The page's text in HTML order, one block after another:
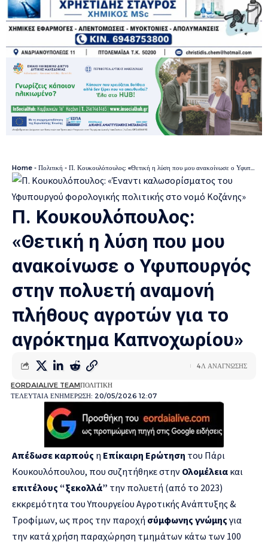
Home - Πολιτική - Π. Κουκουλόπουλος: «Θετική η λύση που μου ανακοίνωσε ο Υφυπουργός στην πολυετή αναμονή πλήθους αγροτών για το αγρόκτημα Καπνοχωρίου»
Π. Κουκουλόπουλος:
«Θετική η λύση που μου
ανακοίνωσε ο Υφυπουργός
στην πολυετή αναμονή
πλήθους αγροτών για το
αγρόκτημα Καπνοχωρίου»
ΤΕΛΕΥΤΑΙΑ ΕΝΗΜΕΡΩΣΗ: 20/05/2026 12:07
EORDAIALIVE TEAMΠΟΛΙΤΙΚΗ
4Λ ΑΝΑΓΝΩΣΗΣ
Απέδωσε καρπούς η Επίκαιρη Ερώτηση του Πάρι
Κουκουλόπουλου, που συζητήθηκε στην Ολομέλεια και
επιτέλους “ξεκολλά” την πολυετή (από το 2023)
εκκρεμότητα του Υπουργείου Αγροτικής Ανάπτυξης &
Τροφίμων, ως προς την παροχή σύμφωνης γνώμηςγια
την κατά χρήση παραχώρηση τμημάτων κάτω των 100